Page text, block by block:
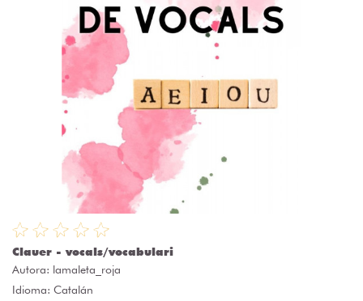
Clauer - vocals/vocabulari
Autora: lamaleta_roja
Idioma: Catalán